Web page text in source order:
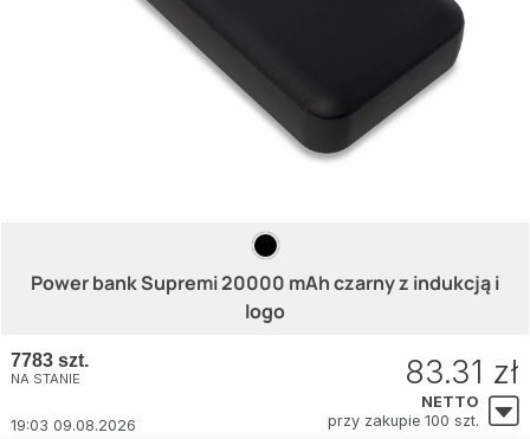
Power bank Supremi 20000 mAh czarny z indukcją i
logo
7783 szt.
NA STANIE
19:03 09.08.2026
83.31 zł
NETTO
przy zakupie 100 szt.